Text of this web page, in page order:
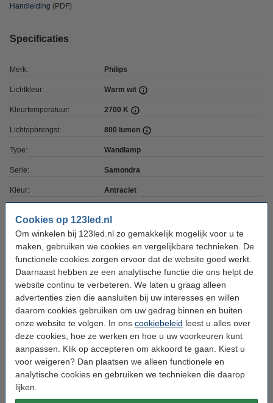
Cookies op 123led.nl
Om winkelen bij 123led.nl zo gemakkelijk mogelijk voor u te
maken, gebruiken we cookies en vergelijkbare technieken. De
functionele cookies zorgen ervoor dat de website goed werkt.
Daarnaast hebben ze een analytische functie die ons helpt de
website continu te verbeteren. We laten u graag alleen
advertenties zien die aansluiten bij uw interesses en willen
daarom cookies gebruiken om uw gedrag binnen en buiten
onze website te volgen. In ons cookiebeleid leest u alles over
deze cookies, hoe ze werken en hoe u uw voorkeuren kunt
aanpassen. Klik op accepteren om akkoord te gaan. Kiest u
voor weigeren? Dan plaatsen we alleen functionele en
analytische cookies en gebruiken we technieken die daarop
lijken.
Handleiding (PDF)
Specificaties
Merk: Philips
Lichtkleur: Warm wit
Kleurtemperatuur: 2700 K
Lichtopbrengst: 800 lumen
Type: Wandlamp
Serie: Samondra
Kleur: Antraciet
CRI: Ra> 80
Lamp inbegrepen: Ja
Watt: 3,8 W
Bewegingssensor: Ja
Sensor type: Beweging
Voeding: Netstroom
Stroomvoorziening: Bedraad (Netstroom)
Voltage: